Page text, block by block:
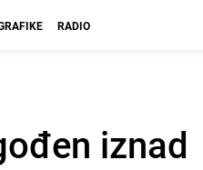
RADIO
iznad